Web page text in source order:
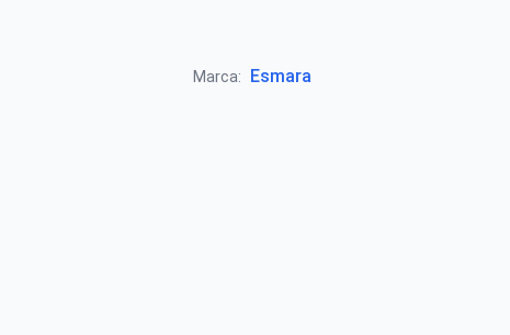
Marca: Esmara